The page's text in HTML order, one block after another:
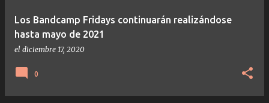
Los Bandcamp Fridays continuarán realizándose
hasta mayo de 2021
el diciembre 17, 2020
0